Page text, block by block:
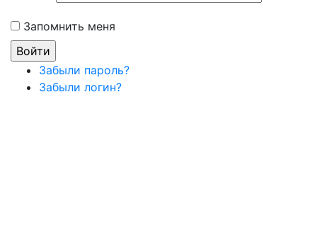
Запомнить меня
Забыли пароль?
Забыли логин?